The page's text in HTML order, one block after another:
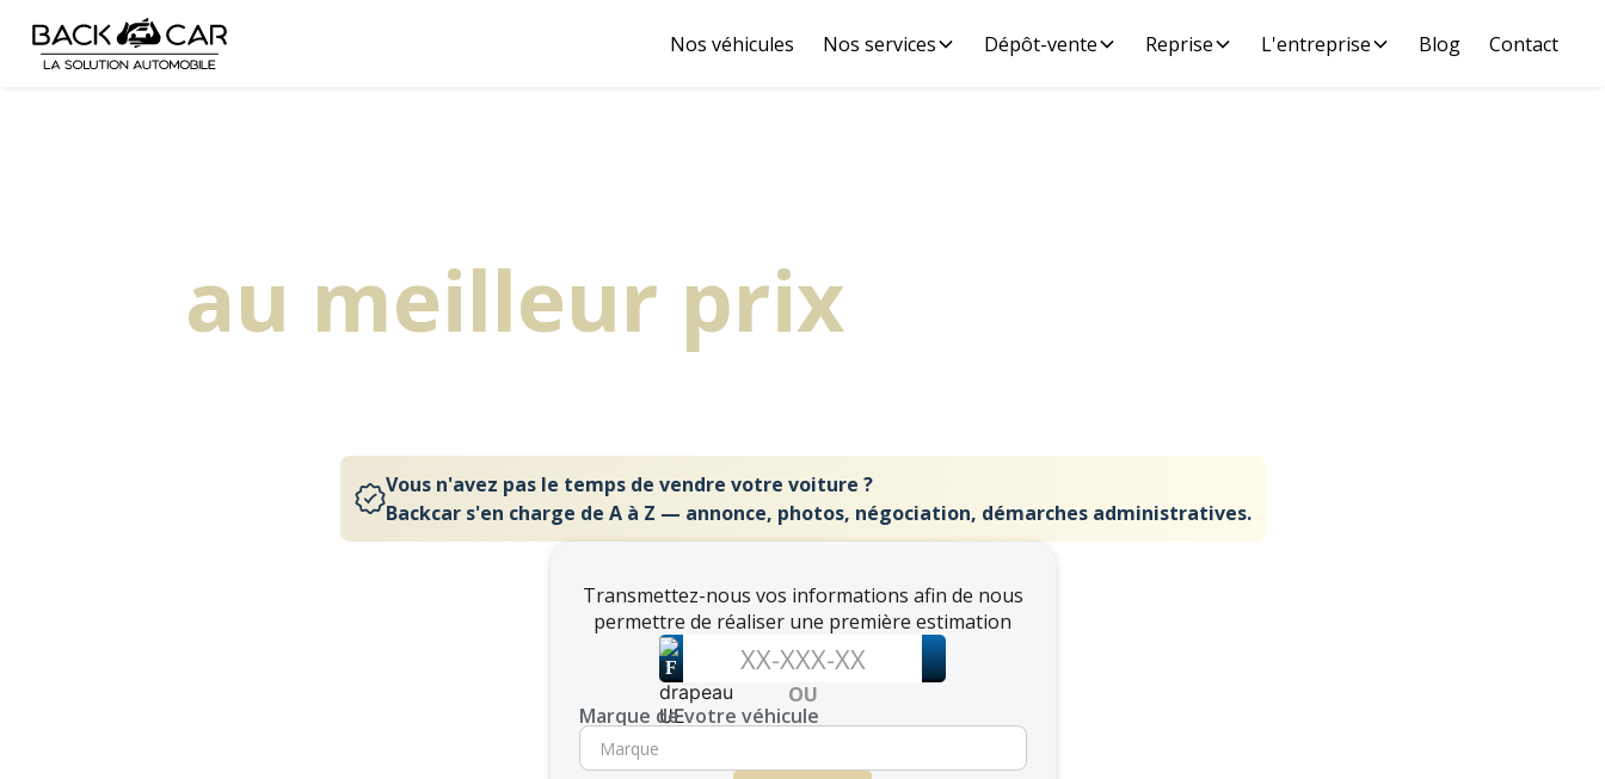
Nos véhicules Nos services Dépôt-vente Reprise L'entreprise Blog Contact
au meilleur prix, sans vous en
Vous n'avez pas le temps de vendre votre voiture ?
Backcar s'en charge de A à Z — annonce, photos, négociation, démarches administratives.
Transmettez-nous vos informations afin de nous
permettre de réaliser une première estimation
F
OU
Marque de votre véhicule